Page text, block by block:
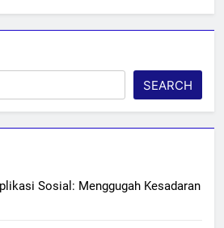
SEARCH
Sosial: Menggugah Kesadaran